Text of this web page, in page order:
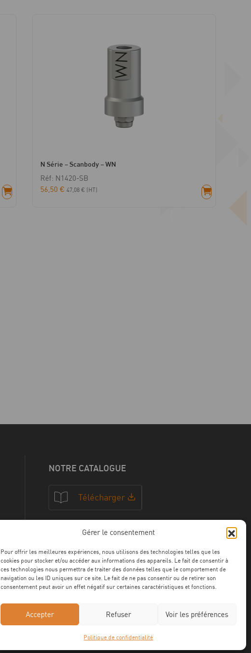
Gérer le consentement
Pour offrir les meilleures expériences, nous utilisons des technologies telles que les
cookies pour stocker et/ou accéder aux informations des appareils. Le fait de consentir à
ces technologies nous permettra de traiter des données telles que le comportement de
navigation ou les ID uniques sur ce site. Le fait de ne pas consentir ou de retirer son
consentement peut avoir un effet négatif sur certaines caractéristiques et fonctions.
Accepter Refuser Voir les préférences
Politique de confidentialité
N Série – Scanbody – WN
Réf: N1420-SB
56,50€ 47,08€ (HT)
NOTRE CATALOGUE
Télécharger
NOS CERTFICATIONS